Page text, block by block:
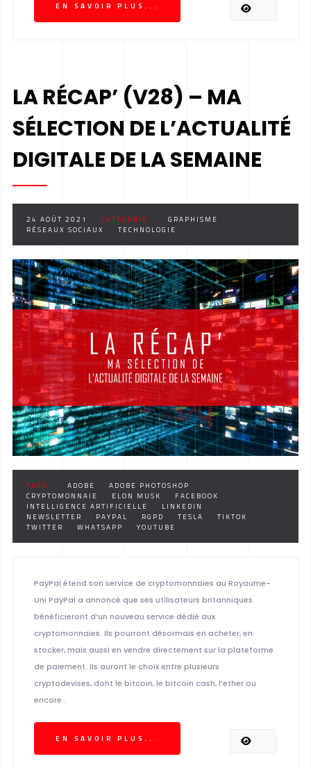
EN SAVOIR PLUS...
LA RÉCAP’ (V28) – MA
SÉLECTION DE L’ACTUALITÉ
DIGITALE DE LA SEMAINE
24 AOÛT 2021 CATÉGORIE :
GRAPHISME
RÉSEAUX SOCIAUX
TECHNOLOGIE
TAGS : ADOBE
ADOBE PHOTOSHOP
CRYPTOMONNAIE
ELON MUSK
FACEBOOK
INTELLIGENCE ARTIFICIELLE
LINKEDIN
NEWSLETTER
PAYPAL RGPD TESLA
TIKTOK
TWITTER
WHATSAPP YOUTUBE
PayPal étend son service de cryptomonnaies au Royaume-
Uni PayPal a annoncé que ses utilisateurs britanniques
bénéficieront d’un nouveau service dédié aux
cryptomonnaies. Ils pourront désormais en acheter, en
stocker, mais aussi en vendre directement sur la plateforme
de paiement. Ils auront le choix entre plusieurs
cryptodevises, dont le bitcoin, le bitcoin cash, l’ether ou
encore..
EN SAVOIR PLUS...